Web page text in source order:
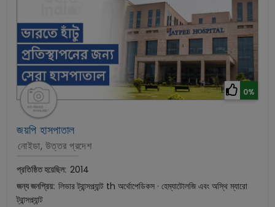
0%
জয়পি হাসপাতাল
নোইডা, উত্তর প্রদেশ
প্রতিষ্ঠিত হয়েছিল: 2014
জন্য জনপ্রিয়: লিভার ট্রান্সপ্ল্যান্ট th অর্থোপেডিকস · হেম্যাটোলজি এবং অস্থি ম্যারো
ট্রান্সপ্ল্যান্ট